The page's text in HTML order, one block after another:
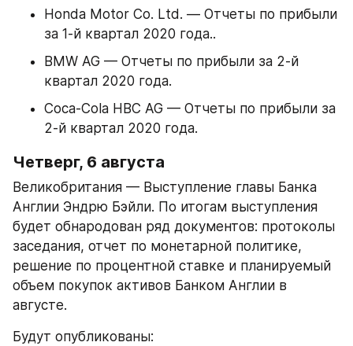
Honda Motor Co. Ltd. — Отчеты по прибыли
за 1-й квартал 2020 года..
BMW AG — Отчеты по прибыли за 2-й
квартал 2020 года.
Coca-Cola HBC AG — Отчеты по прибыли за
2-й квартал 2020 года.
Четверг, 6 августа
Великобритания — Выступление главы Банка
Англии Эндрю Бэйли. По итогам выступления
будет обнародован ряд документов: протоколы
заседания, отчет по монетарной политике,
решение по процентной ставке и планируемый
объем покупок активов Банком Англии в
августе.
Будут опубликованы: